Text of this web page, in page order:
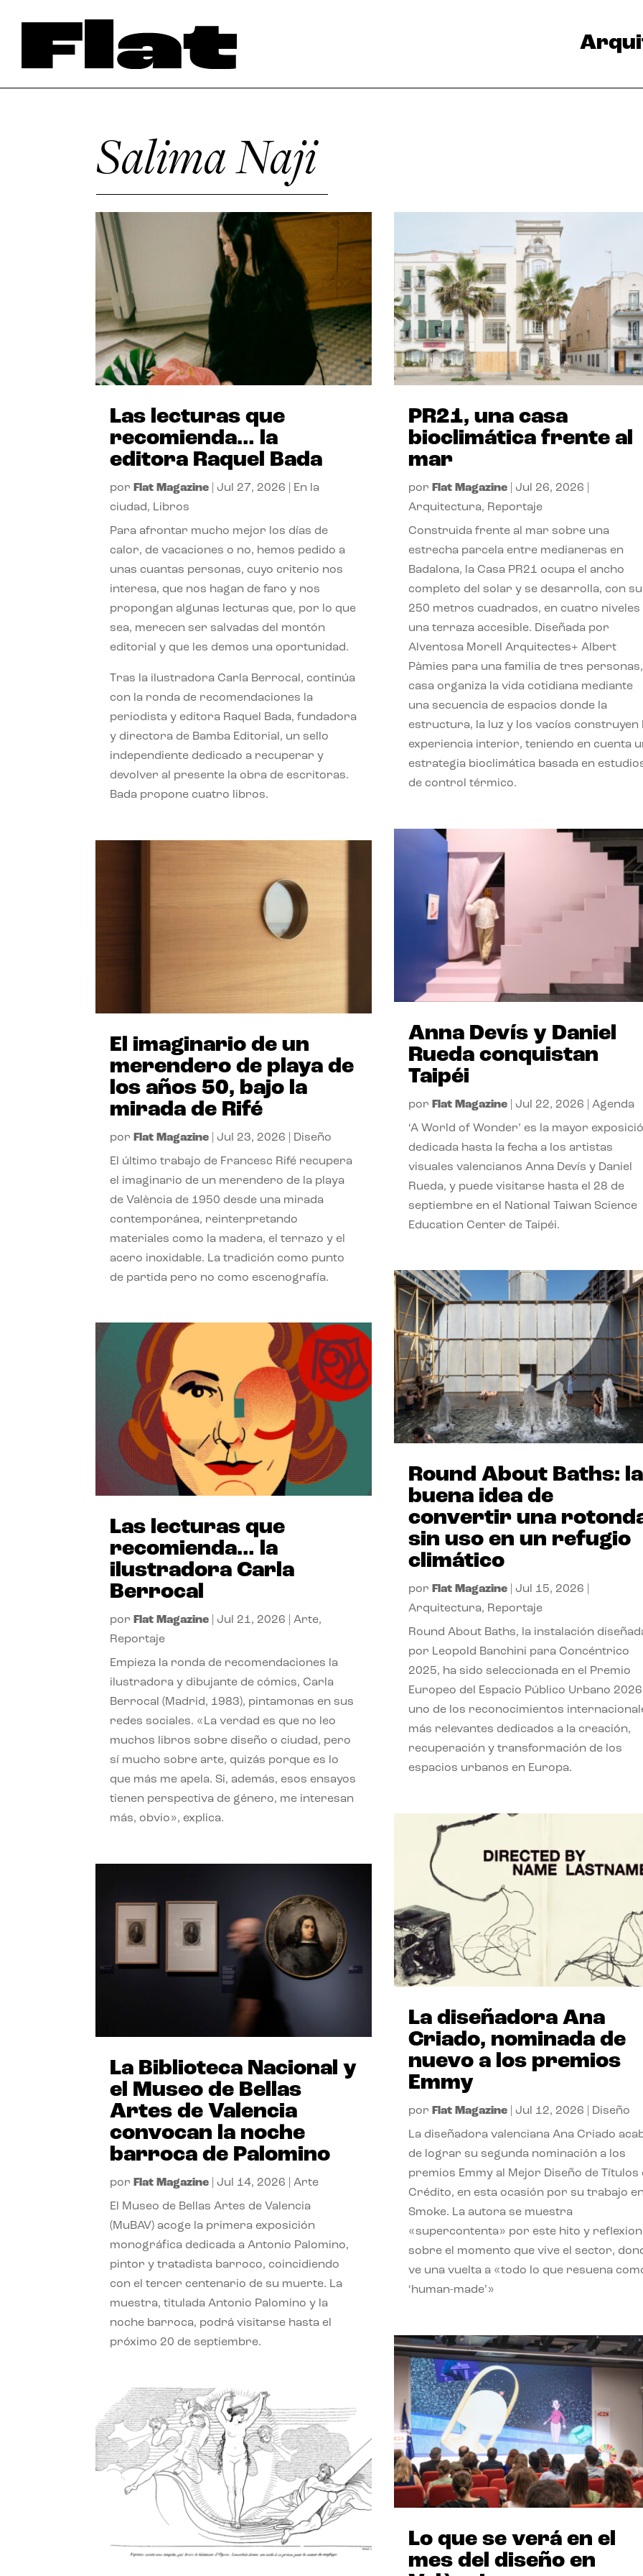
Salima Naji
Las lecturas que
recomienda… la
editora Raquel Bada
por Flat Magazine Jul 27, 2026
En la
ciudad, Libros
Para afrontar mucho mejor los días de
calor, de vacaciones o no, hemos pedido a
unas cuantas personas, cuyo criterio nos
interesa, que nos hagan de faro y nos
propongan algunas lecturas que, por lo que
sea, merecen ser salvadas del montón
editorial y que les demos una oportunidad.
Tras la ilustradora Carla Berrocal, continúa
con la ronda de recomendaciones la
periodista y editora Raquel Bada, fundadora
y directora de Bamba Editorial, un sello
independiente dedicado a recuperar y
devolver al presente la obra de escritoras.
Bada propone cuatro libros.
El imaginario de un
merendero de playa de
los años 50, bajo la
mirada de Rifé
por Flat Magazine Jul 23, 2026 Diseño
El último trabajo de Francesc Rifé recupera
el imaginario de un merendero de la playa
de València de 1950 desde una mirada
contemporánea, reinterpretando
materiales como la madera, el terrazo y el
acero inoxidable. La tradición como punto
de partida pero no como escenografía.
Las lecturas que
recomienda… la
ilustradora Carla
Berrocal
por Flat Magazine Jul 21, 2026 |Arte,
Reportaje
Empieza la ronda de recomendaciones la
ilustradora y dibujante de cómics, Carla
Berrocal (Madrid, 1983), pintamonas en sus
redes sociales. «La verdad es que no leo
muchos libros sobre diseño o ciudad, pero
sí mucho sobre arte, quizás porque es lo
que más me apela. Si, además, esos ensayos
tienen perspectiva de género, me interesan
más, obvio», explica.
La Biblioteca Nacional y
el Museo de Bellas
Artes de Valencia
convocan la noche
barroca de Palomino
por Flat Magazine Jul 14, 2026 |Arte
El Museo de Bellas Artes de Valencia
(MuBAV) acoge la primera exposición
monográfica dedicada a Antonio Palomino,
pintor y tratadista barroco, coincidiendo
con el tercer centenario de su muerte. La
muestra, titulada Antonio Palomino y la
noche barroca, podrá visitarse hasta el
próximo 20 de septiembre.
PR21, una casa
bioclimática frente al
mar
por Flat Magazine| Jul 26, 2026
Arquitectura, Reportaje
Construida frente al mar sobre una
estrecha parcela entre medianeras en
Badalona, la Casa PR21 ocupa el ancho
completo del solar y se desarrolla, con
250 metros cuadrados, en cuatro niveles
una terraza accesible. Diseñada por
Alventosa Morell Arquitectes+ Albert
Pàmies para una familia de tres
casa organiza la vida cotidiana mediante
una secuencia de espacios donde la
estructura, la luz y los vacíos construyen
experiencia interior, teniendo en cuenta
estrategia bioclimática basada en
de control térmico.
Anna Devís y Daniel
Rueda conquistan
Taipéi
por Flat Magazine| Jul 22, 2026 Agenda
‘A World of Wonder’ es la mayor
dedicada hasta la fecha a los artistas
visuales valencianos Anna Devís y Daniel
Rueda, y puede visitarse hasta el 28 de
septiembre en el National Taiwan Science
Education Center de Taipéi.
Round About Baths: la
buena idea de
convertir una
sin uso en un refugio
climático
por Flat Magazine| Jul 15, 2026
Arquitectura, Reportaje
Round About Baths, la instalación
por Leopold Banchini para Concéntrico
2025, ha sido seleccionada en el Premio
Europeo del Espacio Público Urbano
uno de los reconocimientos
más relevantes dedicados a la creación,
recuperación y transformación de los
espacios urbanos en Europa.
La diseñadora Ana
Criado, nominada de
nuevo a los premios
Emmy
por Flat Magazine| Jul 12, 2026 Diseño
La diseñadora valenciana Ana Criado
de lograr su segunda nominación a los
premios Emmy al Mejor Diseño de Títulos
Crédito, en esta ocasión por su trabajo
Smoke. La autora se muestra
«supercontenta» por este hito y
sobre el momento que vive el sector,
ve una vuelta a «todo lo que resuena
‘human-made’»
Lo que se verá en el
mes del diseño en